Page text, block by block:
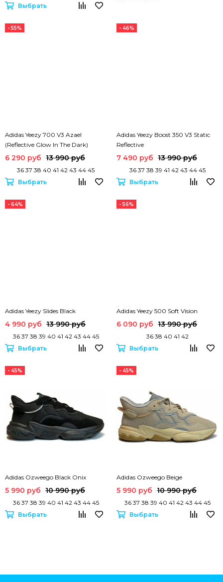
Выбрать
- 55%
Adidas Yeezy 700 V3 Azael
(Reflective Glow In The Dark)
6 290 руб 13 990 руб
36 37 38 40 41 42 43 44 45
Выбрать
- 46%
Adidas Yeezy Boost 350 V3 Static
Reflective
7 490 руб 13 990 руб
36 37 38 39 41 42 43 44 45
Выбрать
- 64%
Adidas Yeezy Slides Black
4 990 руб 13 990 руб
36 37 38 39 40 41 42 43 44 45
Выбрать
- 56%
Adidas Yeezy 500 Soft Vision
6 090 руб 13 990 руб
36 38 40 41 42
Выбрать
- 45%
Adidas Ozweego Black Onix
5 990 руб 10 990 руб
36 37 38 39 40 41 42 43 44 45
Выбрать
- 45%
Adidas Ozweego Beige
5 990 руб 10 990 руб
36 37 38 39 40 41 42 43 44 45
Выбрать